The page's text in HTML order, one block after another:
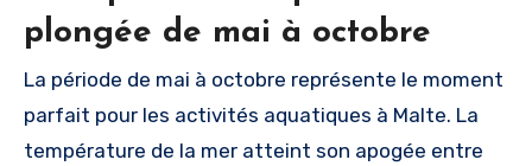
plongée de mai à octobre
La période de mai à octobre représente le moment
parfait pour les activités aquatiques à Malte. La
température de la mer atteint son apogée entre